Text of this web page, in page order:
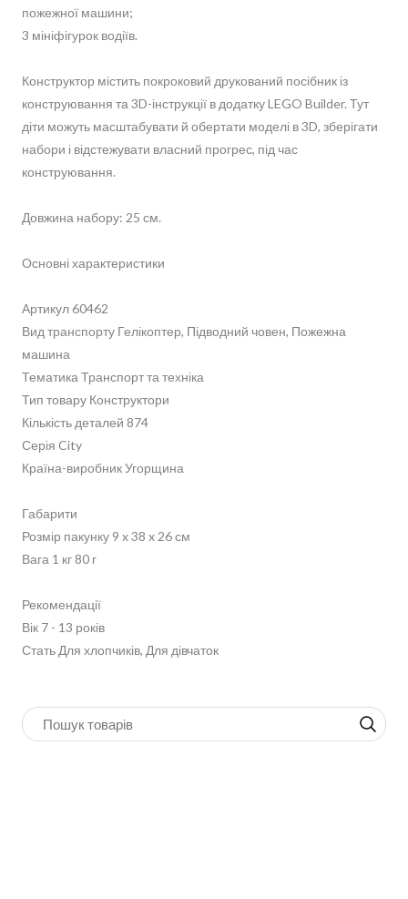
пожежної машини;
3 мініфігурок водіїв.
Конструктор містить покроковий друкований посібник із
конструювання та 3D-інструкції в додатку LEGO Builder. Тут
діти можуть масштабувати й обертати моделі в 3D, зберігати
набори і відстежувати власний прогрес, під час
конструювання.
Довжина набору: 25 см.
Основні характеристики
Артикул 60462
Вид транспорту Гелікоптер, Підводний човен, Пожежна
машина
Тематика Транспорт та техніка
Тип товару Конструктори
Кількість деталей 874
Серія City
Країна-виробник Угорщина
Габарити
Розмір пакунку 9 x 38 x 26 см
Вага 1 кг 80 г
Рекомендації
Вік 7 - 13 років
Стать Для хлопчиків, Для дівчаток